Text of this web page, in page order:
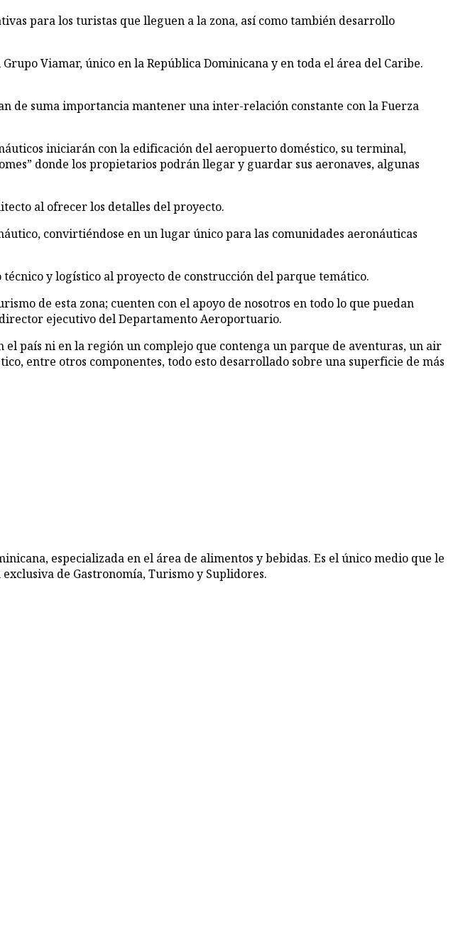
para los turistas que lleguen a la zona, así como también desarrollo
Viamar, único en la República Dominicana y en toda el área del Caribe.
de suma importancia mantener una inter-relación constante con la Fuerza
iniciarán con la edificación del aeropuerto doméstico, su terminal,
donde los propietarios podrán llegar y guardar sus aeronaves, algunas
al ofrecer los detalles del proyecto.
convirtiéndose en un lugar único para las comunidades aeronáuticas
y logístico al proyecto de construcción del parque temático.
de esta zona; cuenten con el apoyo de nosotros en todo lo que puedan
ejecutivo del Departamento Aeroportuario.
país ni en la región un complejo que contenga un parque de aventuras, un air
entre otros componentes, todo esto desarrollado sobre una superficie de más
especializada en el área de alimentos y bebidas. Es el único medio que le
de Gastronomía, Turismo y Suplidores.